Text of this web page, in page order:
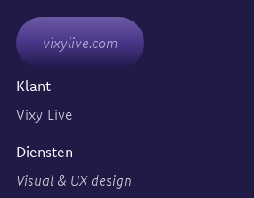
vixylive.com
Klant
Vixy Live
Diensten
Visual & UX design